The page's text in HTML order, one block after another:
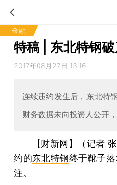
金融
特稿 | 东北特钢
2017年08月27日 13:16
连续违约发生后，东北特
财务数据未向投资人公开
【财新网】（记者
约的东北特钢终于靴子
注。